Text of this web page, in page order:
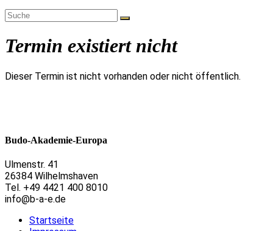
Termin existiert nicht
Dieser Termin ist nicht vorhanden oder nicht öffentlich.
Budo-Akademie-Europa
Ulmenstr. 41
26384 Wilhelmshaven
Tel. +49 4421 400 8010
info@b-a-e.de
Startseite